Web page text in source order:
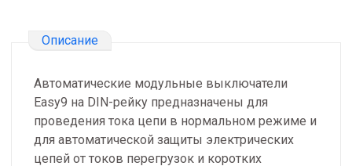
Описание
Автоматические модульные выключатели
Easy9 на DIN-рейку предназначены для
проведения тока цепи в нормальном режиме и
для автоматической защиты электрических
цепей от токов перегрузок и коротких